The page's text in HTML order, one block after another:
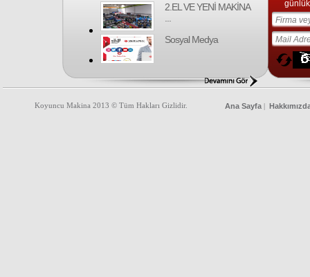
2.EL VE YENİ MAKİNA
Sosyal Medya
Koyuncu Makina 2013 © Tüm Hakları Gizlidir. Ana Sayfa